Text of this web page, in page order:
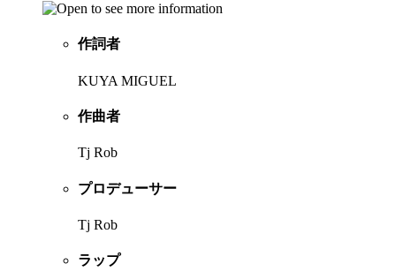
作詞者
KUYA MIGUEL
作曲者
Tj Rob
プロデューサー
Tj Rob
ラップ